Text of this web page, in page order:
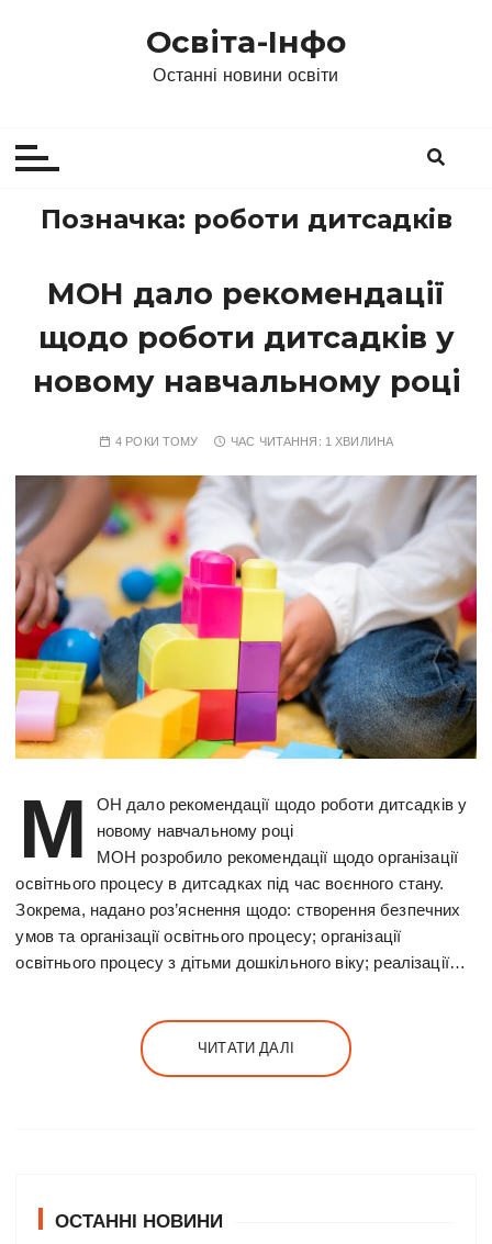
Освіта-Інфо
Останні новини освіти
Позначка: роботи дитсадків
МОН дало рекомендації
щодо роботи дитсадків у
новому навчальному році
4 РОКИ ТОМУ ЧАС ЧИТАННЯ: 1 ХВИЛИНА
М
ОН дало рекомендації щодо роботи дитсадків у
новому навчальному році
МОН розробило рекомендації щодо організації
освітнього процесу в дитсадках під час воєнного стану.
Зокрема, надано роз’яснення щодо: створення безпечних
умов та організації освітнього процесу; організації
освітнього процесу з дітьми дошкільного віку; реалізації…
ЧИТАТИ ДАЛІ
ОСТАННІ НОВИНИ